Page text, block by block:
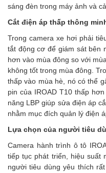
sáng đèn trong máy ảnh và
Cắt điện áp thấp thông
Trong camera xe hơi phải
tắt động cơ để giám sát bên
hơn vào mùa đông so với
không tốt trong mùa đông.
thấp vào mùa hè, nó có thể
pin của IROAD T10 thấp
năng LBP giúp sửa điện áp
nhằm mục đích quản lý điện
Lựa chọn của người tiêu
Camera hành trình ô tô
tiếp tục phát triển, hiệu suất
người tiêu dùng yêu thích